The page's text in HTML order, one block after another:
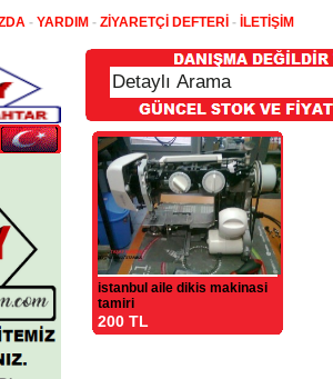
- YARDIM - ZİYARETÇİ DEFTERİ - İLETİŞİM
istanbul aile dikis makinasi
tamiri
200 TL